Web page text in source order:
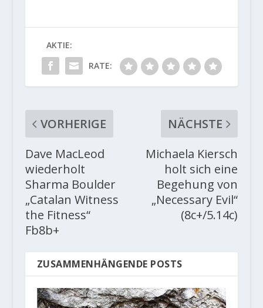
AKTIE:
RATE:
VORHERIGE
Dave MacLeod
wiederholt
Sharma Boulder
„Catalan Witness
the Fitness“
Fb8b+
NÄCHSTE
Michaela Kiersch
holt sich eine
Begehung von
„Necessary Evil“
(8c+/5.14c)
ZUSAMMENHÄNGENDE POSTS